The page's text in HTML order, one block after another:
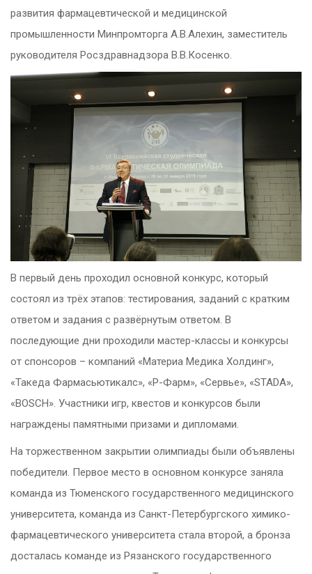
развития фармацевтической и медицинской
промышленности Минпромторга А.В.Алехин, заместитель
руководителя Росздравнадзора В.В.Косенко.
В первый день проходил основной конкурс, который
состоял из трёх этапов: тестирования, заданий с кратким
ответом и задания с развёрнутым ответом. В
последующие дни проходили мастер-классы и конкурсы
от спонсоров – компаний «Материа Медика Холдинг»,
«Такеда Фармасьютикалс», «Р-Фарм», «Сервье», «STADA»,
«BOSCH». Участники игр, квестов и конкурсов были
награждены памятными призами и дипломами.
На торжественном закрытии олимпиады были объявлены
победители. Первое место в основном конкурсе заняла
команда из Тюменского государственного медицинского
университета, команда из Санкт-Петербургского химико-
фармацевтического университета стала второй, а бронза
досталась команде из Рязанского государственного